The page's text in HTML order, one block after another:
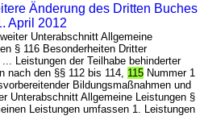
Änderung des Dritten Buches
April 2012
Unterabschnitt Allgemeine
§ 116 Besonderheiten Dritter
Leistungen der Teilhabe behinderter
nach den §§ 112 bis 114, 115 Nummer 1
Bildungsmaßnahmen und
Unterabschnitt Allgemeine Leistungen §
Leistungen umfassen 1. Leistungen